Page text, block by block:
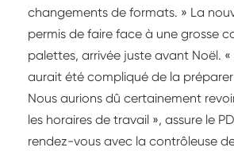
changements de formats. » La
permis de faire face à une grosse
palettes, arrivée juste avant Noël. «
aurait été compliqué de la
Nous aurions dû certainement
les horaires de travail », assure le
rendez-vous avec la contrôleuse